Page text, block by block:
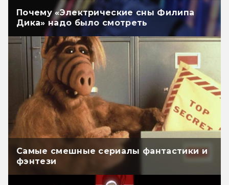
Почему «Электрические сны Филипа
Дика» надо было смотреть
Самые смешные сериалы фантастики и
фэнтези